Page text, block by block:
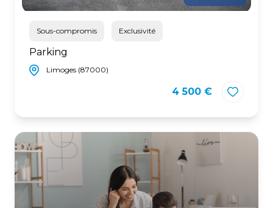
Sous-compromis Exclusivité
Parking
Limoges (87000)
4 500 €